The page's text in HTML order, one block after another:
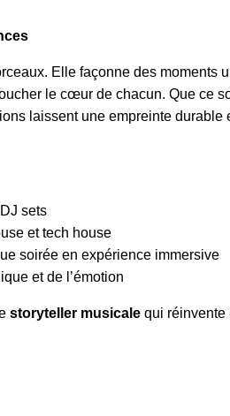
Elle façonne des moments
le cœur de chacun. Que ce
laissent une empreinte durable
sets
et tech house
soirée en expérience immersive
et de l’émotion
storyteller musicale qui réinvente